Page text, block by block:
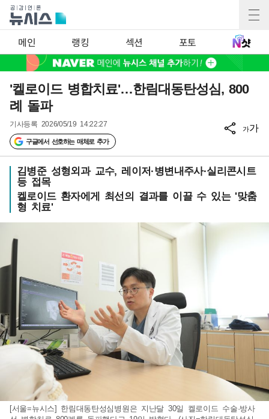
메인 랭킹 섹션 포토
'켈로이드 병합치료'…한림대동탄성심, 800
례 돌파
기사등록 2026/05/19 14:22:27
구글에서 선호하는 매체로 추가
가가
김병준 성형외과 교수, 레이저·병변내주사·실리콘시트
등 접목
켈로이드 환자에게 최선의 결과를 이끌 수 있는 '맞춤
형 치료'
[서울=뉴시스] 한림대동탄성심병원은 지난달 30일 켈로이드 수술·방사